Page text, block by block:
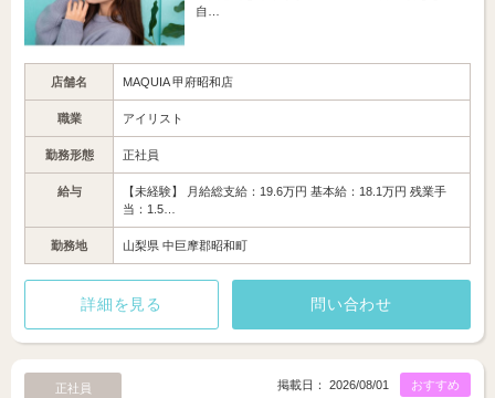
自…
店舗名 MAQUIA 甲府昭和店
職業 アイリスト
勤務形態 正社員
給与
【未経験】 月給総支給：19.6万円 基本給：18.1万円 残業手
当：1.5…
勤務地 山梨県 中巨摩郡昭和町
詳細を見る 問い合わせ
正社員 おすすめ
掲載日： 2026/08/01